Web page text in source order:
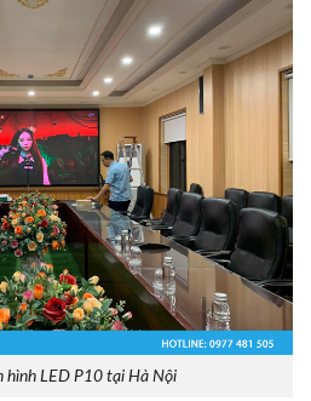
hình LED P10 tại Hà Nội